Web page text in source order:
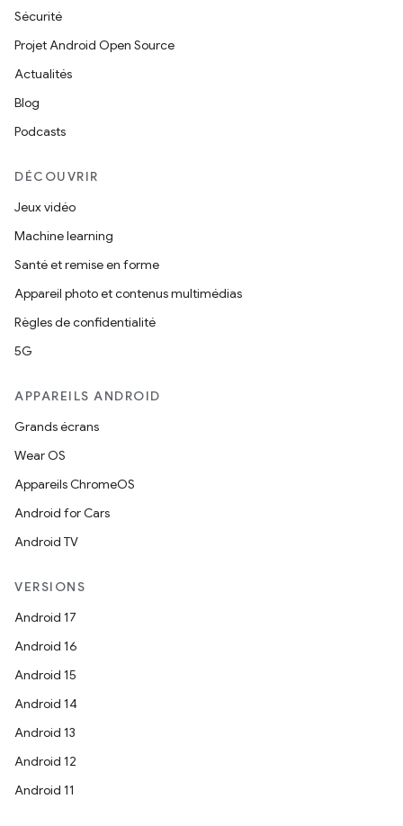
Sécurité
Projet Android Open Source
Actualités
Blog
Podcasts
DÉCOUVRIR
Jeux vidéo
Machine learning
Santé et remise en forme
Appareil photo et contenus multimédias
Règles de confidentialité
5G
APPAREILS ANDROID
Grands écrans
Wear OS
Appareils ChromeOS
Android for Cars
Android TV
VERSIONS
Android 17
Android 16
Android 15
Android 14
Android 13
Android 12
Android 11